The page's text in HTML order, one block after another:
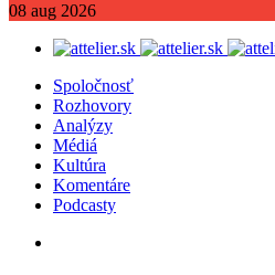
08 aug 2026
Spoločnosť
Rozhovory
Analýzy
Médiá
Kultúra
Komentáre
Podcasty